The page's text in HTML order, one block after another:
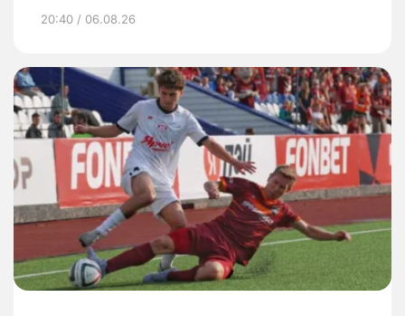
20:40 / 06.08.26